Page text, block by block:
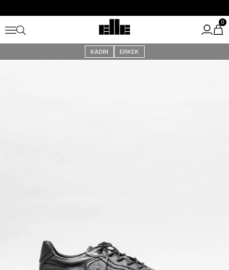
Kargo Ücretsiz!
KADIN ERKEK
0